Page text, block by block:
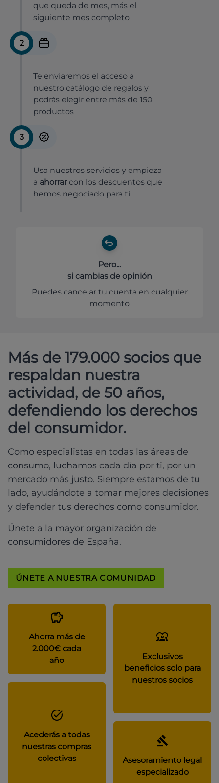
que queda de mes, más el
siguiente mes completo
2
Te enviaremos el acceso a
nuestro catálogo de regalos y
podrás elegir entre más de 150
productos
3
Usa nuestros servicios y empieza
a ahorrar con los descuentos que
hemos negociado para ti
Pero...
si cambias de opinión
Puedes cancelar tu cuenta en cualquier
momento
Más de 179.000 socios que
respaldan nuestra
actividad, de 50 años,
defendiendo los derechos
del consumidor.
Como especialistas en todas las áreas de
consumo, luchamos cada día por ti, por un
mercado más justo. Siempre estamos de tu
lado, ayudándote a tomar mejores decisiones
y defender tus derechos como consumidor.
Únete a la mayor organización de
consumidores de España.
ÚNETE A NUESTRA COMUNIDAD
Ahorra más de
2.000€ cada
año
Exclusivos
beneficios solo para
nuestros socios
Acederás a todas
nuestras compras
colectivas
Asesoramiento legal
especializado